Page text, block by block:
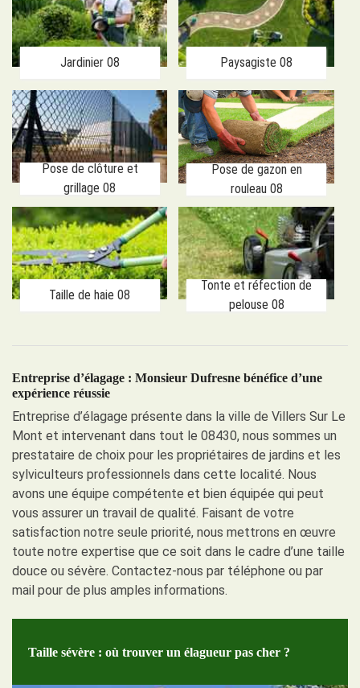
Jardinier 08 Paysagiste 08
Pose de clôture et
grillage 08
Pose de gazon en
rouleau 08
Taille de haie 08
Tonte et réfection de
pelouse 08
Entreprise d’élagage : Monsieur Dufresne bénéfice d’une
expérience réussie
Entreprise d’élagage présente dans la ville de Villers Sur Le
Mont et intervenant dans tout le 08430, nous sommes un
prestataire de choix pour les propriétaires de jardins et les
sylviculteurs professionnels dans cette localité. Nous
avons une équipe compétente et bien équipée qui peut
vous assurer un travail de qualité. Faisant de votre
satisfaction notre seule priorité, nous mettrons en œuvre
toute notre expertise que ce soit dans le cadre d’une taille
douce ou sévère. Contactez-nous par téléphone ou par
mail pour de plus amples informations.
Taille sévère : où trouver un élagueur pas cher ?